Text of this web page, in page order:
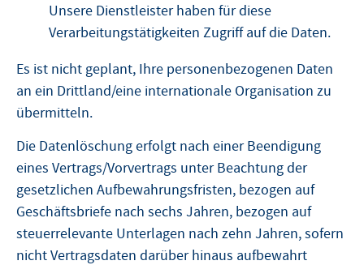
Unsere Dienstleister haben für diese
Verarbeitungstätigkeiten Zugriff auf die Daten.
Es ist nicht geplant, Ihre personenbezogenen Daten
an ein Drittland/eine internationale Organisation zu
übermitteln.
Die Datenlöschung erfolgt nach einer Beendigung
eines Vertrags/Vorvertrags unter Beachtung der
gesetzlichen Aufbewahrungsfristen, bezogen auf
Geschäftsbriefe nach sechs Jahren, bezogen auf
steuerrelevante Unterlagen nach zehn Jahren, sofern
nicht Vertragsdaten darüber hinaus aufbewahrt